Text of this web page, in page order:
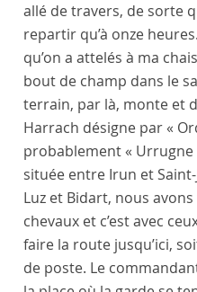
allé de travers, de sorte
repartir qu’à onze
qu’on a attelés à ma
bout de champ dans le
terrain, par là, monte et
Harrach désigne par «
probablement «
située entre Irun et Saint-
Luz et Bidart, nous
chevaux et c’est avec
faire la route jusqu’ici,
de poste. Le